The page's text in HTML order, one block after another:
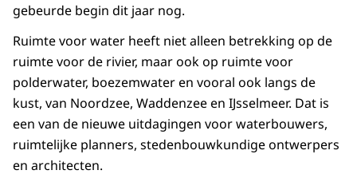
gebeurde begin dit jaar nog.
Ruimte voor water heeft niet alleen betrekking op de
ruimte voor de rivier, maar ook op ruimte voor
polderwater, boezemwater en vooral ook langs de
kust, van Noordzee, Waddenzee en IJsselmeer. Dat is
een van de nieuwe uitdagingen voor waterbouwers,
ruimtelijke planners, stedenbouwkundige ontwerpers
en architecten.